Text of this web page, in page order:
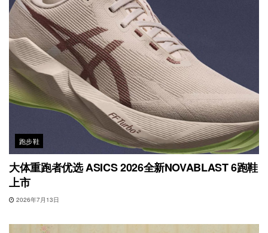
跑步鞋
大体重跑者优选 ASICS 2026全新NOVABLAST 6跑鞋
上市
2026年7月13日